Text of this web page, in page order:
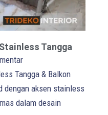
Tangga
Tangga & Balkon
dengan aksen stainless
dalam desain